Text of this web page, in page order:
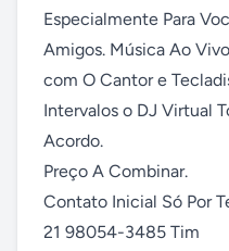
Especialmente Para
Amigos. Música Ao
com O Cantor e
Intervalos o DJ Virtual
Acordo.
Preço A Combinar.
Contato Inicial Só Por
21 98054-3485 Tim